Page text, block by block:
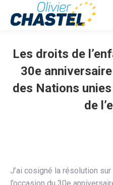
Les droits de
30e
des Nations
de
J’ai cosigné la résolution